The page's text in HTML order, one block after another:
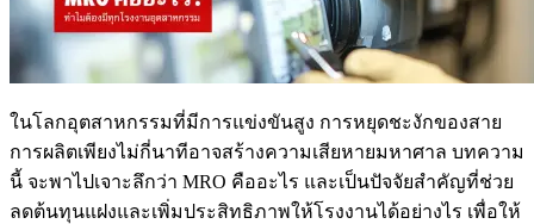
ในโลกอุตสาหกรรมที่มีการแข่งขันสูง การหยุดชะงักของสาย
การผลิตเพียงไม่กี่นาทีอาจสร้างความเสียหายมหาศาล บทความ
นี้ จะพาไปเจาะลึกว่า MRO คืออะไร และเป็นปัจจัยสำคัญที่ช่วย
ลดต้นทุนแฝงและเพิ่มประสิทธิภาพให้โรงงานได้อย่างไร เพื่อให้